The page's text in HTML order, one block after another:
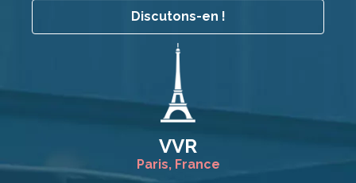
Discutons-en !
VVR
Paris, France